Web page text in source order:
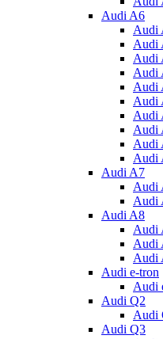
Audi A6
Audi
Audi
Audi
Audi
Audi
Audi
Audi
Audi
Audi
Audi
Audi A7
Audi
Audi
Audi A8
Audi
Audi
Audi
Audi e-tron
Audi
Audi Q2
Audi
Audi Q3